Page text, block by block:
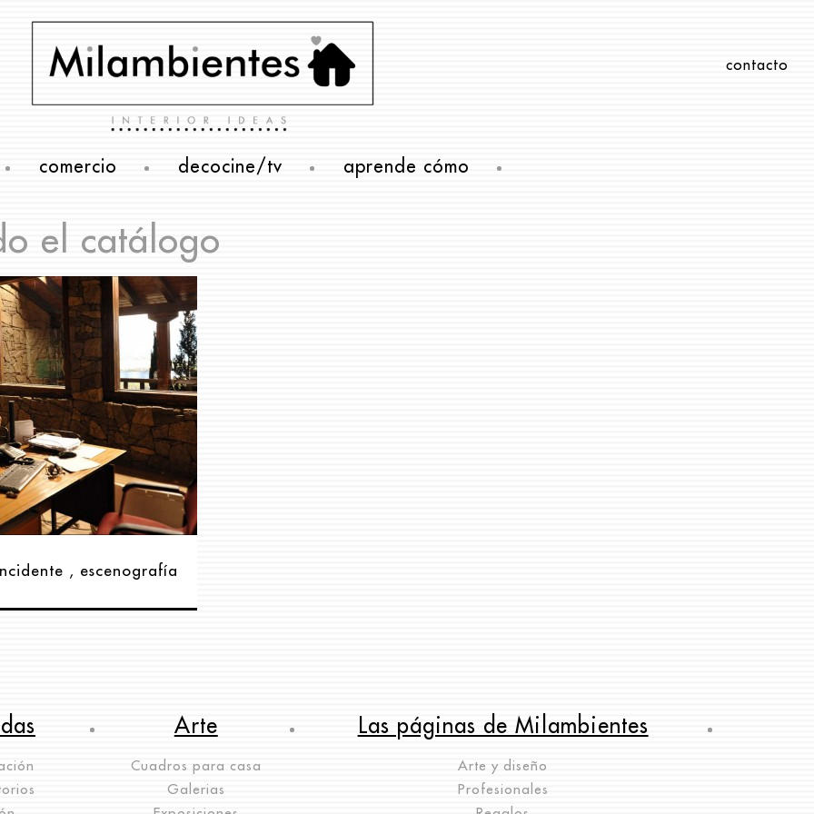
contacto
comercio decocine/tv aprende cómo
el catálogo
, escenografía
Arte
Cuadros para casa
Galerias
Las páginas de Milambientes
Arte y diseño
Profesionales